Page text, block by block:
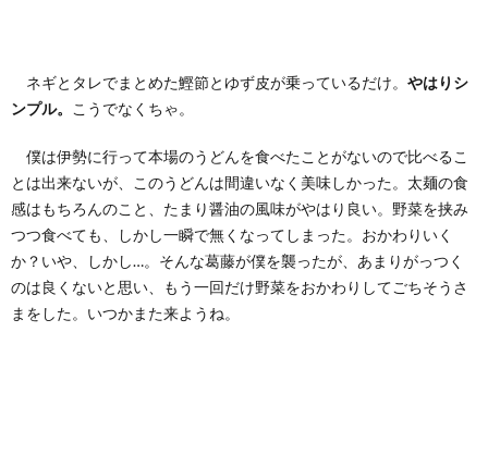
ネギとタレでまとめた鰹節とゆず皮が乗っているだけ。 やはりシ
ンプル。
こうでなくちゃ。
僕は伊勢に行って本場のうどんを食べたことがないので比べるこ
とは出来ないが、このうどんは間違いなく美味しかった。太麺の食
感はもちろんのこと、たまり醤油の風味がやはり良い。野菜を挟み
つつ食べても、しかし一瞬で無くなってしまった。おかわりいく
か？いや、しかし…。そんな葛藤が僕を襲ったが、あまりがっつく
のは良くないと思い、もう一回だけ野菜をおかわりしてごちそうさ
まをした。いつかまた来ようね。